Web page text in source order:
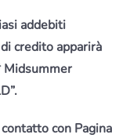
addebiti
credito apparirà
con Pagina